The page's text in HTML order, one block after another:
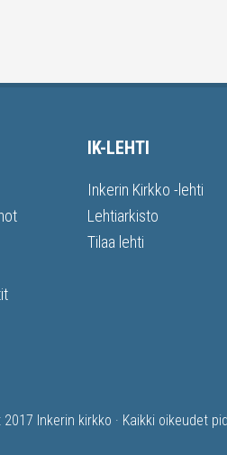
IK-LEHTI
Inkerin Kirkko -lehti
Lehtiarkisto
Tilaa lehti
Inkerin kirkko · Kaikki oikeudet